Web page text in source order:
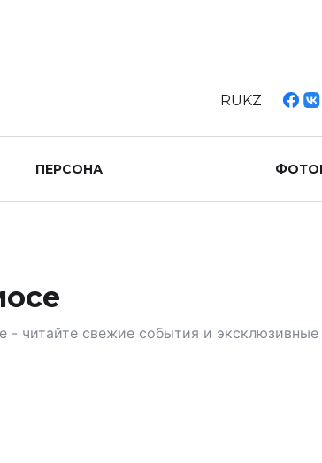
RUKZ
ПЕРСОНА
- читайте свежие события и эксклюзивные